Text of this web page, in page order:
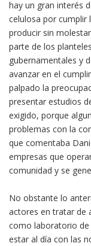
hay un gran interés
celulosa por cumplir
producir sin
parte de los
gubernamentales y
avanzar en el
palpado la
presentar estudios
exigido, porque
problemas con la
que comentaba
empresas que
comunidad y se
No obstante lo
actores en tratar de
como laboratorio
estar al día con las